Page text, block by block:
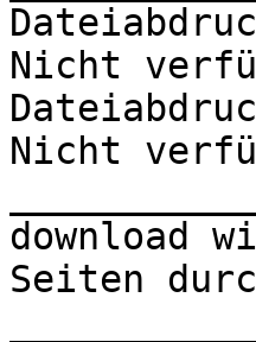
Nicht
Nicht
download
Seiten